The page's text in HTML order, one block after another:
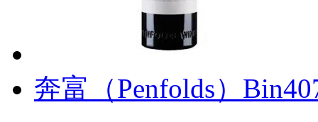
奔富（Penfolds）